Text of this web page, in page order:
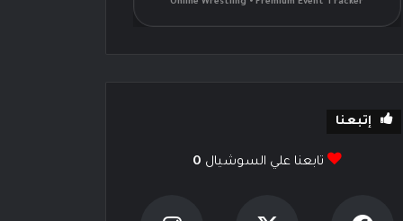
Online Wrestling • Premium Event Tracker
إتبعنا
تابعنا علي السوشيال 0